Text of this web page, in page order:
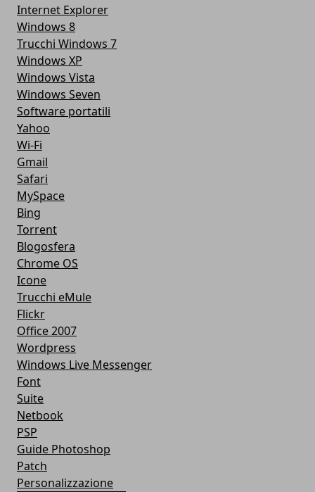
Internet Explorer
Windows 8
Trucchi Windows 7
Windows XP
Windows Vista
Windows Seven
Software portatili
Yahoo
Wi-Fi
Gmail
Safari
MySpace
Bing
Torrent
Blogosfera
Chrome OS
Icone
Trucchi eMule
Flickr
Office 2007
Wordpress
Windows Live Messenger
Font
Suite
Netbook
PSP
Guide Photoshop
Patch
Personalizzazione